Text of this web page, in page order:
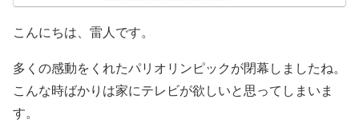
こんにちは、雷人です。
多くの感動をくれたパリオリンピックが閉幕しましたね。
こんな時ばかりは家にテレビが欲しいと思ってしまいま
す。